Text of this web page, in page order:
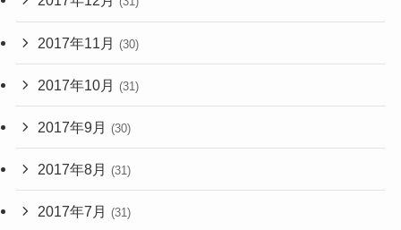
2017年11月 (30)
2017年10月 (31)
2017年9月 (30)
2017年8月 (31)
2017年7月 (31)